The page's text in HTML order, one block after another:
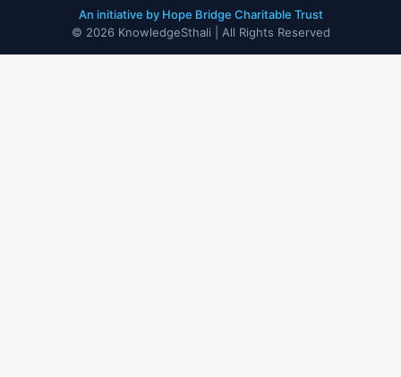
An initiative by Hope Bridge Charitable Trust
© 2026 KnowledgeSthali | All Rights Reserved